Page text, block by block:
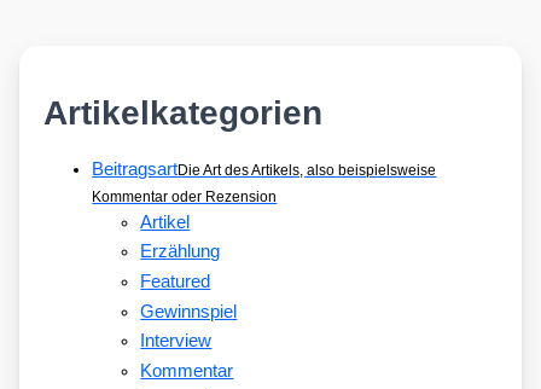
Artikelkategorien
BeitragsartDie Art des Artikels, also beispielsweise
Kommentar oder Rezension
Artikel
Erzählung
Featured
Gewinnspiel
Interview
Kommentar